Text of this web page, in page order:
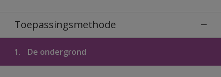
Toepassingsmethode
1. De ondergrond